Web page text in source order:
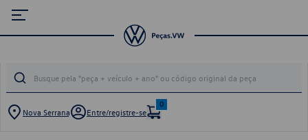
Nova Serrana Entre/registre-se
0